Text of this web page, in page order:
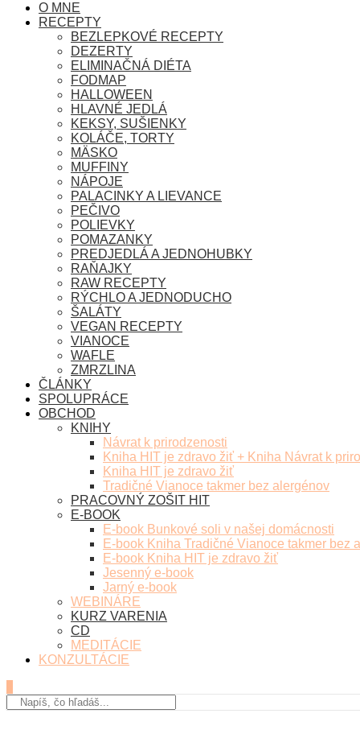
O MNE
RECEPTY
BEZLEPKOVÉ RECEPTY
DEZERTY
ELIMINAČNÁ DIÉTA
FODMAP
HALLOWEEN
HLAVNÉ JEDLÁ
KEKSY, SUŠIENKY
KOLÁČE, TORTY
MÄSKO
MUFFINY
NÁPOJE
PALACINKY A LIEVANCE
PEČIVO
POLIEVKY
POMAZANKY
PREDJEDLÁ A JEDNOHUBKY
RAŇAJKY
RAW RECEPTY
RÝCHLO A JEDNODUCHO
ŠALÁTY
VEGAN RECEPTY
VIANOCE
WAFLE
ZMRZLINA
ČLÁNKY
SPOLUPRÁCE
OBCHOD
KNIHY
Návrat k prirodzenosti
Kniha HIT je zdravo žiť + Kniha Návrat k
Kniha HIT je zdravo žiť
Tradičné Vianoce takmer bez alergénov
PRACOVNÝ ZOŠIT HIT
E-BOOK
E-book Bunkové soli v našej domácnosti
E-book Kniha Tradičné Vianoce takmer bez
E-book Kniha HIT je zdravo žiť
Jesenný e-book
Jarný e-book
WEBINÁRE
KURZ VARENIA
CD
MEDITÁCIE
KONZULTÁCIE